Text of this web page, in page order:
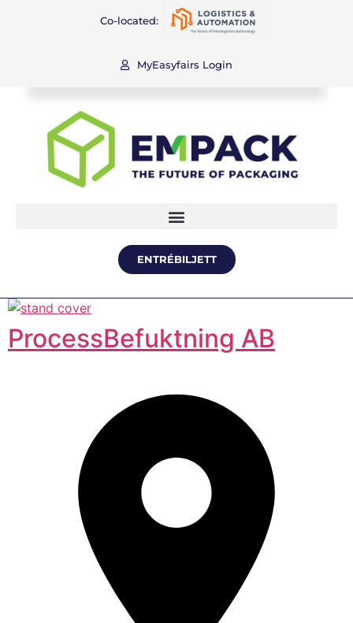
Co-located:
MyEasyfairs Login
ENTRÉBILJETT
ProcessBefuktning AB